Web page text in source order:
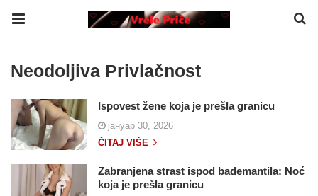
Neodoljiva Privlačnost
Ispovest žene koja je prešla granicu
јануар 30, 2026
ČITAJ VIŠE
Zabranjena strast ispod bademantila: Noć
koja je prešla granicu